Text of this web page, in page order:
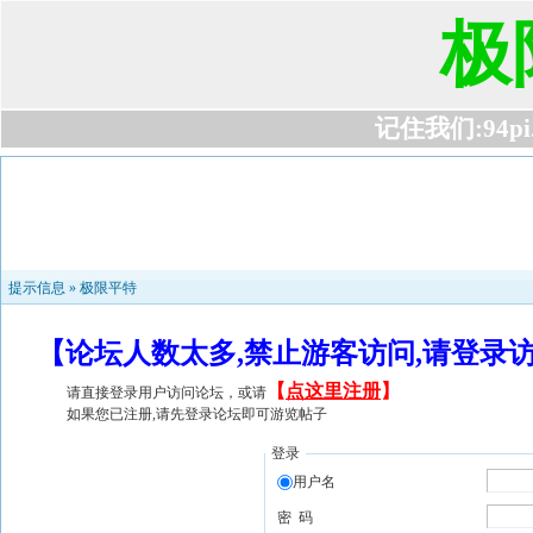
极
记住我们
提示信息 » 极限平特
【论坛人数太多,禁止游客访问,请登
请直接登录用户访问论坛，或请 【 点这里注册】
如果您已注册,请先登录论坛即可游览帖子
登录
用户名
密 码